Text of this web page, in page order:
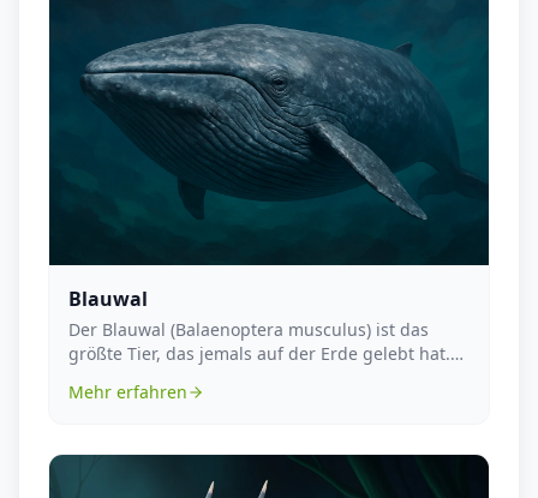
Blauwal
Der Blauwal (Balaenoptera musculus) ist das
größte Tier, das jemals auf der Erde gelebt hat.
Mehr erfahren